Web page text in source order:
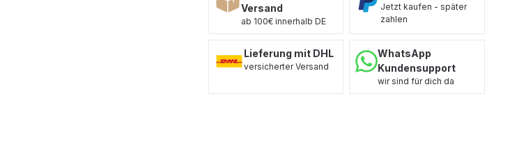
Versand
ab 100€ innerhalb DE
Jetzt kaufen - später
zahlen
Lieferung mit DHL
versicherter Versand
WhatsApp
Kundensupport
wir sind für dich da